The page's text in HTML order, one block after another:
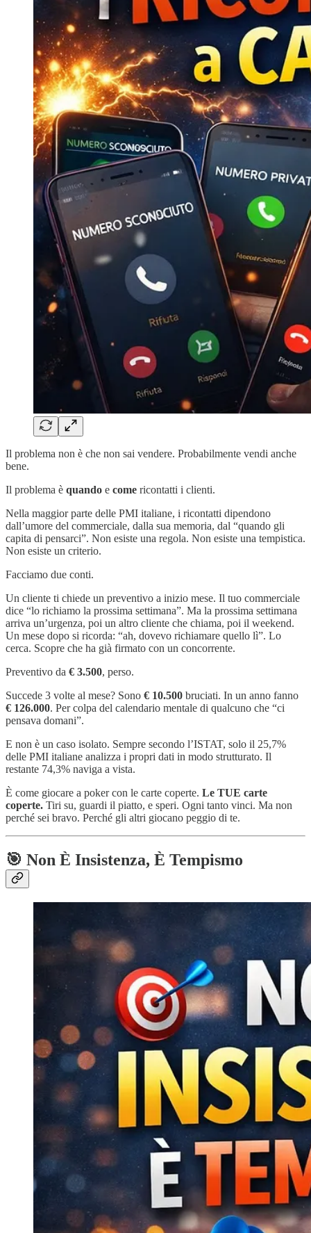
Il problema non è che non sai vendere. Probabilmente vendi anche
bene.
Il problema è quando e come ricontatti i clienti.
Nella maggior parte delle PMI italiane, i ricontatti dipendono
dall’umore del commerciale, dalla sua memoria, dal “quando gli
capita di pensarci”. Non esiste una regola. Non esiste una tempistica.
Non esiste un criterio.
Facciamo due conti.
Un cliente ti chiede un preventivo a inizio mese. Il tuo commerciale
dice “lo richiamo la prossima settimana”. Ma la prossima settimana
arriva un’urgenza, poi un altro cliente che chiama, poi il weekend.
Un mese dopo si ricorda: “ah, dovevo richiamare quello lì”. Lo
cerca. Scopre che ha già firmato con un concorrente.
Preventivo da € 3.500, perso.
Succede 3 volte al mese? Sono € 10.500 bruciati. In un anno fanno
€ 126.000. Per colpa del calendario mentale di qualcuno che “ci
pensava domani”.
E non è un caso isolato. Sempre secondo l’ISTAT, solo il 25,7%
delle PMI italiane analizza i propri dati in modo strutturato. Il
restante 74,3% naviga a vista.
È come giocare a poker con le carte coperte. Le TUE carte
coperte. Tiri su, guardi il piatto, e speri. Ogni tanto vinci. Ma non
perché sei bravo. Perché gli altri giocano peggio di te.
🎯 Non È Insistenza, È Tempismo